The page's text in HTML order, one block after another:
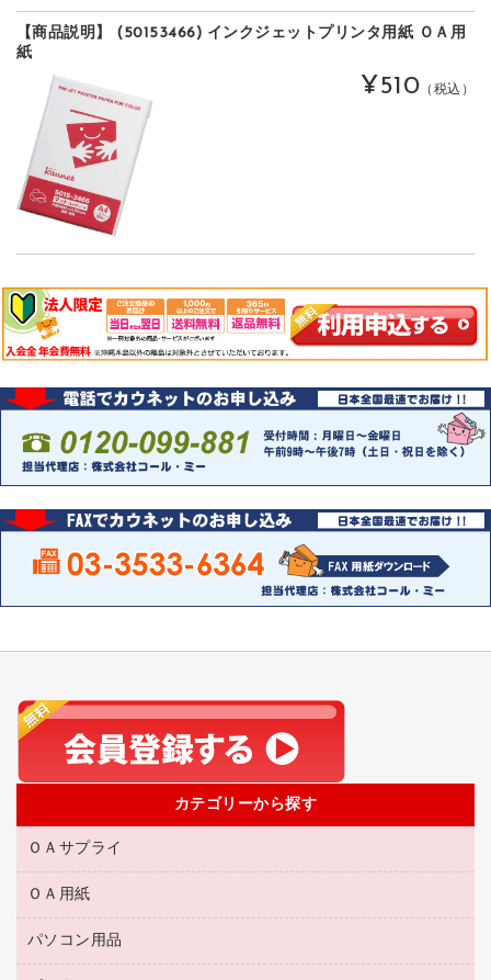
【商品説明】 (50153466) インクジェットプリンタ用紙 ＯＡ用
紙
¥510 （税込）
カテゴリーから探す
ＯＡサプライ
互換インクカートリッジ
リサイクルトナー（リターン方式）
リサイクルトナー（プール方式）
ＯＡ用紙
名刺用紙
帳票用紙／フォーム用紙
パソコン用品